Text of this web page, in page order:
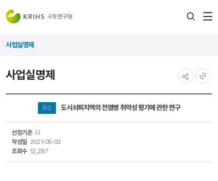
사업실명제
사업실명제
종료 도시쇠퇴지역의 전염병 취약성 평가에 관한 연구
선정기준 다
작성일 2021-05-03
조회수 12,287